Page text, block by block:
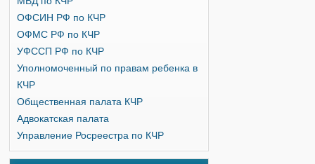
ОФСИН РФ по КЧР
ОФМС РФ по КЧР
УФССП РФ по КЧР
Уполномоченный по правам ребенка в
КЧР
Общественная палата КЧР
Адвокатская палата
Управление Росреестра по КЧР